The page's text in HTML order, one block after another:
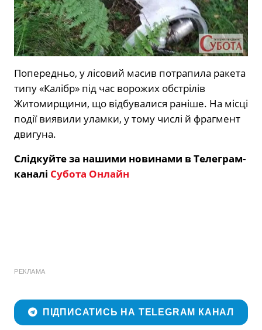
Попередньо, у лісовий масив потрапила ракета
типу «Калібр» під час ворожих обстрілів
Житомирщини, що відбувалися раніше. На місці
події виявили уламки, у тому числі й фрагмент
двигуна.
Слідкуйте за нашими новинами в Телеграм-
каналі Субота Онлайн
РЕКЛАМА
ПІДПИСАТИСЬ НА TELEGRAM КАНАЛ